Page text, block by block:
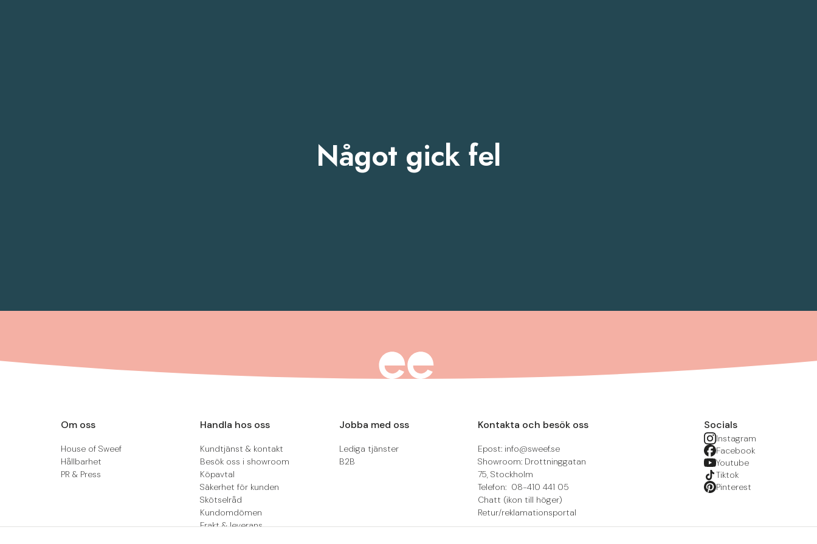
Något gick fel
Om oss
House of Sweef
Hållbarhet
PR & Press
Handla hos oss
Kundtjänst & kontakt
Besök oss i showroom
Köpavtal
Säkerhet för kunden
Skötselråd
Kundomdömen
Frakt & leverans
Jobba med oss
Lediga tjänster
B2B
Kontakta och besök oss
Epost: info@sweef.se
Showroom: Drottninggatan
75, Stockholm
Telefon: 08-410 441 05
Chatt (ikon till höger)
Retur/reklamationsportal
Socials
Instagram
Facebook
Youtube
Tiktok
Pinterest